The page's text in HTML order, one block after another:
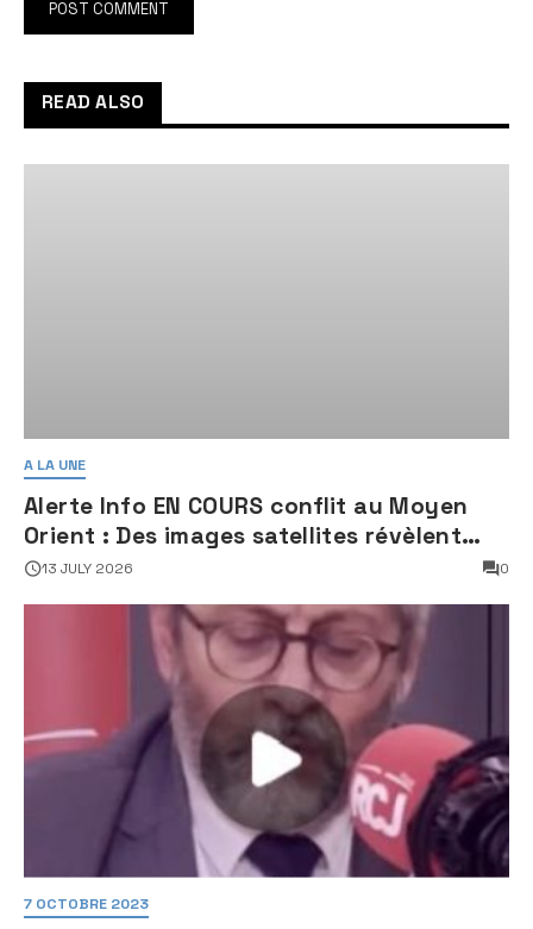
READ ALSO
A LA UNE
Alerte Info EN COURS conflit au Moyen
Orient : Des images satellites révèlent
une activité jugée « inquiétante » sur
13 JULY 2026 0
7 OCTOBRE 2023